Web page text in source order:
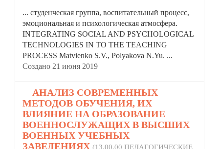
... студенческая группа, воспитательный процесс,
эмоциональная и психологическая атмосфера.
INTEGRATING SOCIAL AND PSYCHOLOGICAL
TECHNOLOGIES IN TO THE TEACHING
PROCESS Matvienko S.V., Polyakova N.Yu. ...
Создано 21 июня 2019
АНАЛИЗ СОВРЕМЕННЫХ
МЕТОДОВ ОБУЧЕНИЯ, ИХ
ВЛИЯНИЕ НА ОБРАЗОВАНИЕ
ВОЕННОСЛУЖАЩИХ В ВЫСШИХ
ВОЕННЫХ УЧЕБНЫХ
ЗАВЕДЕНИЯХ (13.00.00 ПЕДАГОГИЧЕСКИЕ